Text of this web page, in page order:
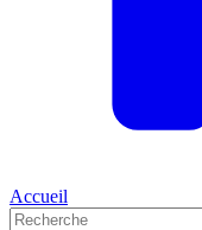
Accueil